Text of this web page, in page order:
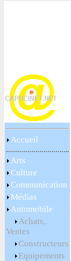
Accueil
Arts
Culture
Communication
Médias
Automobile
Achats,
Ventes
Constructeurs
Equipements